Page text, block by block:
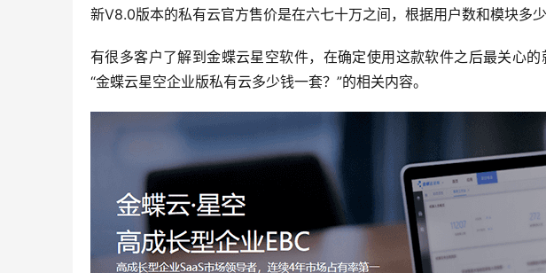
新V8.0版本的私有云官方售价是在六七十万之间，根据用户数和模块多
有很多客户了解到金蝶云星空软件，在确定使用这款软件之后最关心
“金蝶云星空企业版私有云多少钱一套？”的相关内容。